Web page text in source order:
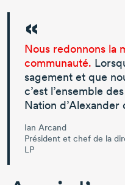
Nous redonnons la
communauté.
sagement et que
c’est l’ensemble
Nation
Ian Arcand
Président et chef de la
LP